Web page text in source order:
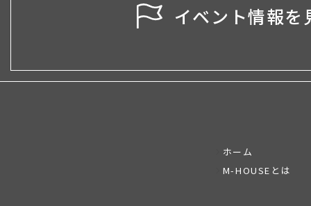
イベント情報を
ホーム
M-HOUSEとは